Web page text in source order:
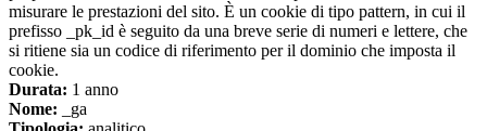
misurare le prestazioni del sito. È un cookie di tipo pattern, in cui il
prefisso _pk_id è seguito da una breve serie di numeri e lettere, che
si ritiene sia un codice di riferimento per il dominio che imposta il
cookie.
Durata: 1 anno
Nome: _ga